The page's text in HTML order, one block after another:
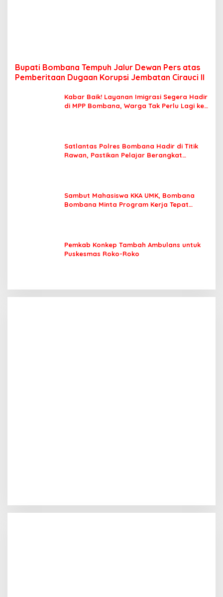
Bupati Bombana Tempuh Jalur Dewan Pers atas
Pemberitaan Dugaan Korupsi Jembatan Cirauci II
Kabar Baik! Layanan Imigrasi Segera Hadir
di MPP Bombana, Warga Tak Perlu Lagi ke
Satlantas Polres Bombana Hadir di Titik
Rawan, Pastikan Pelajar Berangkat
Sambut Mahasiswa KKA UMK, Bombana
Bombana Minta Program Kerja Tepat
Pemkab Konkep Tambah Ambulans untuk
Puskesmas Roko-Roko